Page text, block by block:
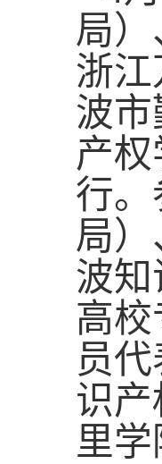
局
浙
波
产
行。
局）
波
高
员
识产
里学